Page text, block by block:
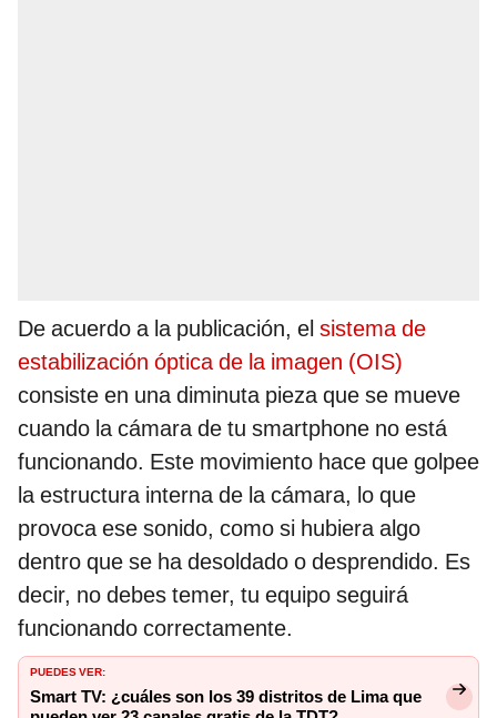
De acuerdo a la publicación, el sistema de
estabilización óptica de la imagen (OIS)
consiste en una diminuta pieza que se mueve
cuando la cámara de tu smartphone no está
funcionando. Este movimiento hace que golpee
la estructura interna de la cámara, lo que
provoca ese sonido, como si hubiera algo
dentro que se ha desoldado o desprendido. Es
decir, no debes temer, tu equipo seguirá
funcionando correctamente.
PUEDES VER:
Smart TV: ¿cuáles son los 39 distritos de Lima que